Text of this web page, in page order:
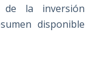
de la inversión
disponible